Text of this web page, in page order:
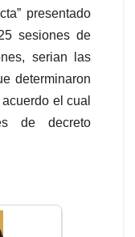
presentado
sesiones de
serian las
determinaron
el cual
de decreto